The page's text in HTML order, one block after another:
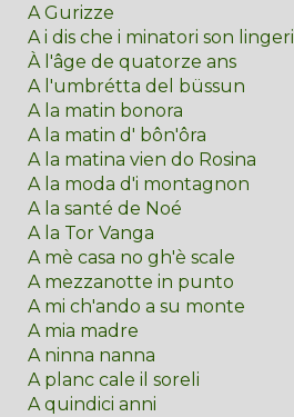
A Gurizze
A i dis che i minatori son lingeri
À l'âge de quatorze ans
A l'umbrétta del büssun
A la matin bonora
A la matin d' bôn'ôra
A la matina vien do Rosina
A la moda d'i montagnon
A la santé de Noé
A la Tor Vanga
A mè casa no gh'è scale
A mezzanotte in punto
A mi ch'ando a su monte
A mia madre
A ninna nanna
A planc cale il soreli
A quindici anni